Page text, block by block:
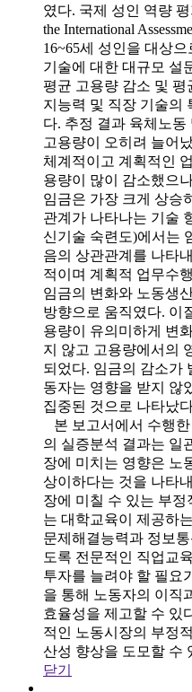
였다. 국제 성인 역량
the International
16~65세 성인을 대상
기술에 대한 대규모 설
평균 고용량 감소 및 평
지능력 및 직장 기술의
다. 추정 결과 육체노동
고용량이 오히려 늘어
체계적이고 계획적인
용량이 많이 감소했으
임금은 가장 크게 상승
관계가 나타나는 기술
신기술 숙련도)에서는
음의 상관관계를 나타
적이며 계획적 업무수
임금의 변화와 노동생
방향으로 움직였다. 이
용량이 유의미하게 변
지 않고 고용량에서의
되었다. 임금의 감소가
동자는 영향을 받지 않
집중된 것으로 나타났
본 보고서에서 수행한
의 실증분석 결과는 일
장에 미치는 영향은 노
상이하다는 것을 나타
장에 미칠 수 있는 부
는 대학교육이 제공하
문제해결능력과 정보
도록 전문적인 직업교
투자를 늘려야 할 필요
을 통해 노동자의 이직
효율성을 제고할 수 있
적인 노동시장의 부정
산성 향상을 도모할 수
닫기